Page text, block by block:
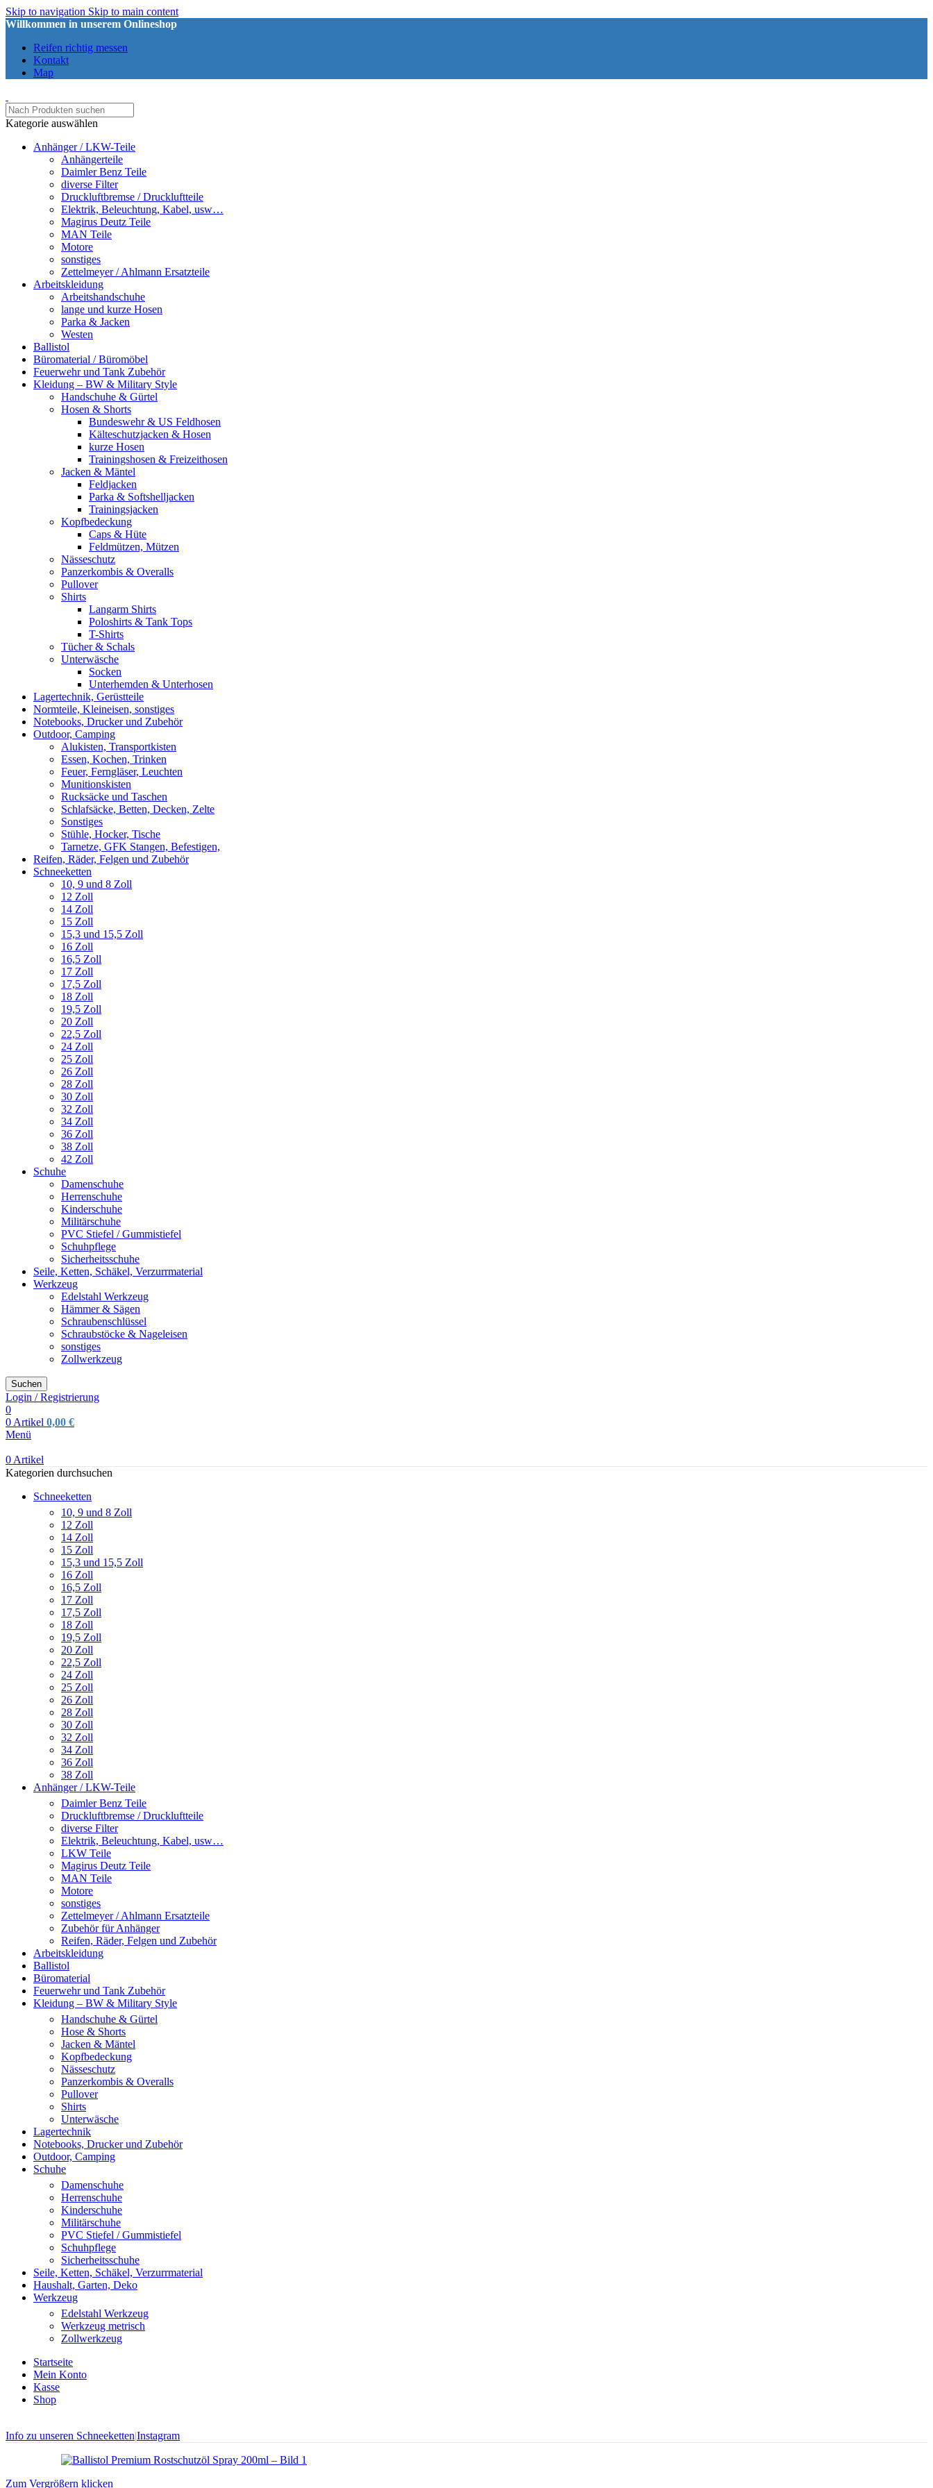
Skip to navigation Skip to main content
Willkommen in unserem Onlineshop
Reifen richtig messen
Kontakt
Map
Kategorie auswählen
Anhänger / LKW-Teile
Anhängerteile
Daimler Benz Teile
diverse Filter
Druckluftbremse / Druckluftteile
Elektrik, Beleuchtung, Kabel, usw…
Magirus Deutz Teile
MAN Teile
Motore
sonstiges
Zettelmeyer / Ahlmann Ersatzteile
Arbeitskleidung
Arbeitshandschuhe
lange und kurze Hosen
Parka & Jacken
Westen
Ballistol
Büromaterial / Büromöbel
Feuerwehr und Tank Zubehör
Kleidung – BW & Military Style
Handschuhe & Gürtel
Hosen & Shorts
Bundeswehr & US Feldhosen
Kälteschutzjacken & Hosen
kurze Hosen
Trainingshosen & Freizeithosen
Jacken & Mäntel
Feldjacken
Parka & Softshelljacken
Trainingsjacken
Kopfbedeckung
Caps & Hüte
Feldmützen, Mützen
Nässeschutz
Panzerkombis & Overalls
Pullover
Shirts
Langarm Shirts
Poloshirts & Tank Tops
T-Shirts
Tücher & Schals
Unterwäsche
Socken
Unterhemden & Unterhosen
Lagertechnik, Gerüstteile
Normteile, Kleineisen, sonstiges
Notebooks, Drucker und Zubehör
Outdoor, Camping
Alukisten, Transportkisten
Essen, Kochen, Trinken
Feuer, Ferngläser, Leuchten
Munitionskisten
Rucksäcke und Taschen
Schlafsäcke, Betten, Decken, Zelte
Sonstiges
Stühle, Hocker, Tische
Tarnetze, GFK Stangen, Befestigen,
Reifen, Räder, Felgen und Zubehör
Schneeketten
10, 9 und 8 Zoll
12 Zoll
14 Zoll
15 Zoll
15,3 und 15,5 Zoll
16 Zoll
16,5 Zoll
17 Zoll
17,5 Zoll
18 Zoll
19,5 Zoll
20 Zoll
22,5 Zoll
24 Zoll
25 Zoll
26 Zoll
28 Zoll
30 Zoll
32 Zoll
34 Zoll
36 Zoll
38 Zoll
42 Zoll
Schuhe
Damenschuhe
Herrenschuhe
Kinderschuhe
Militärschuhe
PVC Stiefel / Gummistiefel
Schuhpflege
Sicherheitsschuhe
Seile, Ketten, Schäkel, Verzurrmaterial
Werkzeug
Edelstahl Werkzeug
Hämmer & Sägen
Schraubenschlüssel
Schraubstöcke & Nageleisen
sonstiges
Zollwerkzeug
Suchen
Login / Registrierung
0
0 Artikel 0,00 €
Menü
0 Artikel
Kategorien durchsuchen
Schneeketten
10, 9 und 8 Zoll
12 Zoll
14 Zoll
15 Zoll
15,3 und 15,5 Zoll
16 Zoll
16,5 Zoll
17 Zoll
17,5 Zoll
18 Zoll
19,5 Zoll
20 Zoll
22,5 Zoll
24 Zoll
25 Zoll
26 Zoll
28 Zoll
30 Zoll
32 Zoll
34 Zoll
36 Zoll
38 Zoll
Anhänger / LKW-Teile
Daimler Benz Teile
Druckluftbremse / Druckluftteile
diverse Filter
Elektrik, Beleuchtung, Kabel, usw…
LKW Teile
Magirus Deutz Teile
MAN Teile
Motore
sonstiges
Zettelmeyer / Ahlmann Ersatzteile
Zubehör für Anhänger
Reifen, Räder, Felgen und Zubehör
Arbeitskleidung
Ballistol
Büromaterial
Feuerwehr und Tank Zubehör
Kleidung – BW & Military Style
Handschuhe & Gürtel
Hose & Shorts
Jacken & Mäntel
Kopfbedeckung
Nässeschutz
Panzerkombis & Overalls
Pullover
Shirts
Unterwäsche
Lagertechnik
Notebooks, Drucker und Zubehör
Outdoor, Camping
Schuhe
Damenschuhe
Herrenschuhe
Kinderschuhe
Militärschuhe
PVC Stiefel / Gummistiefel
Schuhpflege
Sicherheitsschuhe
Seile, Ketten, Schäkel, Verzurrmaterial
Haushalt, Garten, Deko
Werkzeug
Edelstahl Werkzeug
Werkzeug metrisch
Zollwerkzeug
Startseite
Mein Konto
Kasse
Shop
Info zu unseren Schneeketten|Instagram
Zum Vergrößern klicken